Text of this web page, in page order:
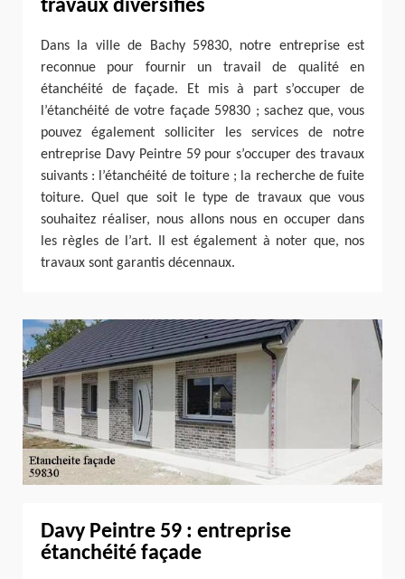
travaux diversifiés
Dans la ville de Bachy 59830, notre entreprise est
reconnue pour fournir un travail de qualité en
étanchéité de façade. Et mis à part s’occuper de
l’étanchéité de votre façade 59830 ; sachez que, vous
pouvez également solliciter les services de notre
entreprise Davy Peintre 59 pour s’occuper des travaux
suivants : l’étanchéité de toiture ; la recherche de fuite
toiture. Quel que soit le type de travaux que vous
souhaitez réaliser, nous allons nous en occuper dans
les règles de l’art. Il est également à noter que, nos
travaux sont garantis décennaux.
Davy Peintre 59 : entreprise
étanchéité façade